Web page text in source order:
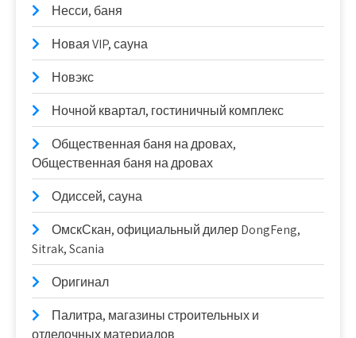
Несси, баня
Новая VIP, сауна
Новэкс
Ночной квартал, гостиничный комплекс
Общественная баня на дровах,
Общественная баня на дровах
Одиссей, сауна
ОмскСкан, официальный дилер DongFeng,
Sitrak, Scania
Оригинал
Палитра, магазины строительных и
отделочных материалов